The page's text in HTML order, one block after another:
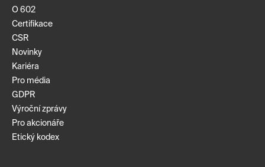
O 602
Certifikace
CSR
Novinky
Kariéra
Pro média
GDPR
Výroční zprávy
Pro akcionáře
Etický kodex